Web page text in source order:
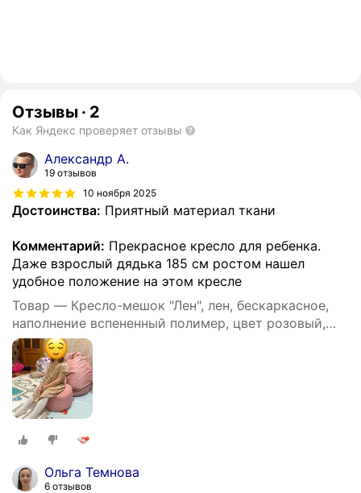
Отзывы · 2
Как Яндекс проверяет отзывы
Александр А.
19 отзывов
10 ноября 2025
Достоинства: Приятный материал ткани
Комментарий: Прекрасное кресло для ребенка.
Даже взрослый дядька 185 см ростом нашел
удобное положение на этом кресле
Товар — Кресло-мешок "Лен", лен, бескаркасное,
наполнение вспененный полимер, цвет розовый,
размер XXXXL
Ольга Темнова
6 отзывов